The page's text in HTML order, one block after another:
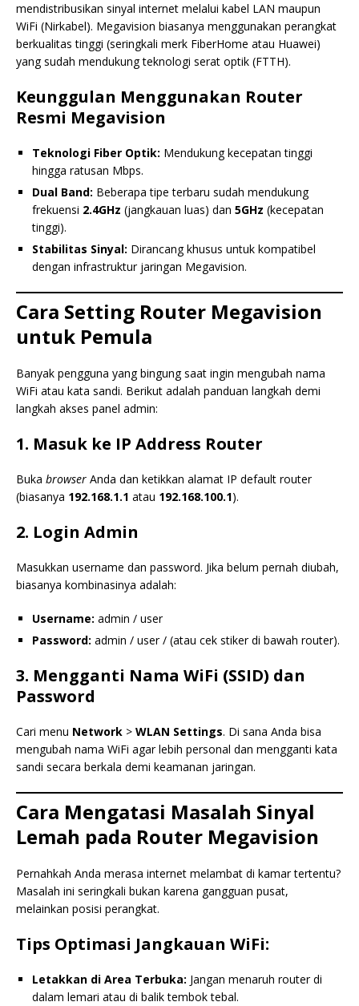
mendistribusikan sinyal internet melalui kabel LAN maupun
WiFi (Nirkabel). Megavision biasanya menggunakan perangkat
berkualitas tinggi (seringkali merk FiberHome atau Huawei)
yang sudah mendukung teknologi serat optik (FTTH).
Keunggulan Menggunakan Router
Resmi Megavision
Teknologi Fiber Optik: Mendukung kecepatan tinggi
hingga ratusan Mbps.
Dual Band: Beberapa tipe terbaru sudah mendukung
frekuensi 2.4GHz (jangkauan luas) dan 5GHz (kecepatan
tinggi).
Stabilitas Sinyal: Dirancang khusus untuk kompatibel
dengan infrastruktur jaringan Megavision.
Cara Setting Router Megavision
untuk Pemula
Banyak pengguna yang bingung saat ingin mengubah nama
WiFi atau kata sandi. Berikut adalah panduan langkah demi
langkah akses panel admin:
1. Masuk ke IP Address Router
Buka browser Anda dan ketikkan alamat IP default router
(biasanya 192.168.1.1 atau 192.168.100.1).
2. Login Admin
Masukkan username dan password. Jika belum pernah diubah,
biasanya kombinasinya adalah:
Username: admin / user
Password: admin / user / (atau cek stiker di bawah router).
3. Mengganti Nama WiFi (SSID) dan
Password
Cari menu Network > WLAN Settings. Di sana Anda bisa
mengubah nama WiFi agar lebih personal dan mengganti kata
sandi secara berkala demi keamanan jaringan.
Cara Mengatasi Masalah Sinyal
Lemah pada Router Megavision
Pernahkah Anda merasa internet melambat di kamar tertentu?
Masalah ini seringkali bukan karena gangguan pusat,
melainkan posisi perangkat.
Tips Optimasi Jangkauan WiFi:
Letakkan di Area Terbuka: Jangan menaruh router di
dalam lemari atau di balik tembok tebal.